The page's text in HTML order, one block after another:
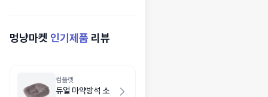
멍냥마켓 인기제품 리뷰
컴플렛
듀얼 마약방석 소